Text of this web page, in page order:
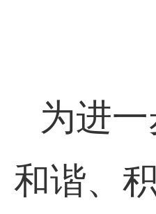
为进
和谐、